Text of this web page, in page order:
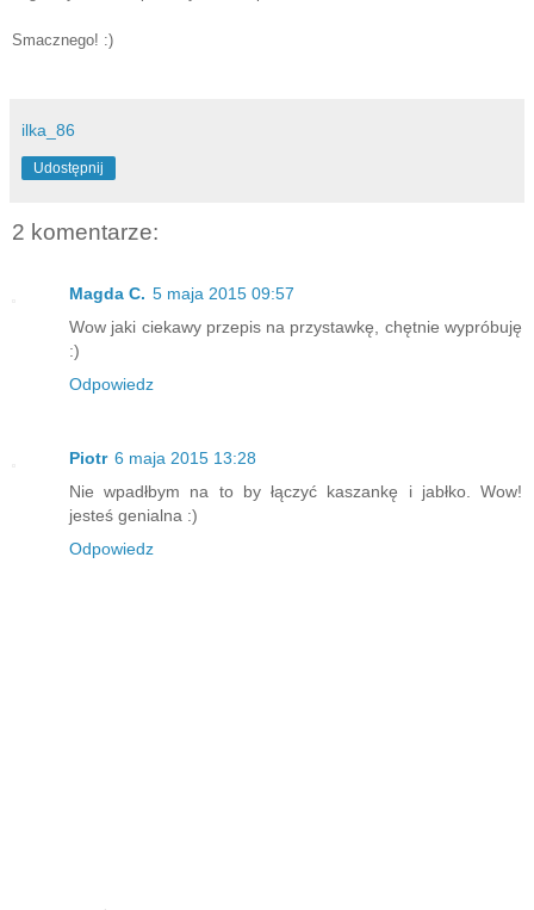
Smacznego! :)
ilka_86
Udostępnij
2 komentarze:
Magda C. 5 maja 2015 09:57
Wow jaki ciekawy przepis na przystawkę, chętnie wypróbuję
:)
Odpowiedz
Piotr 6 maja 2015 13:28
Nie wpadłbym na to by łączyć kaszankę i jabłko. Wow!
jesteś genialna :)
Odpowiedz